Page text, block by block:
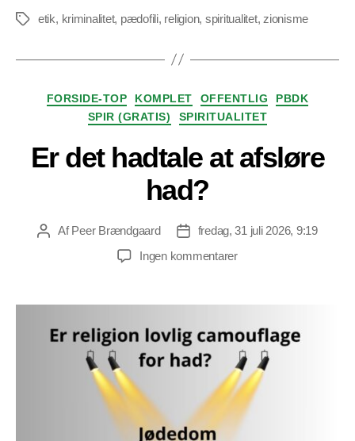
Tagsetik, kriminalitet, pædofili, religion, spiritualitet, zionisme
Kategorier
FORSIDE-TOP KOMPLET OFFENTLIG
PBDK
SPIR (GRATIS)
SPIRITUALITET
Er det hadtale at afsløre
had?
Indlægsforfatter
AfPeer Brændgaard Indlægsdato
fredag, 31 juli 2026, 9:19
Ingen kommentarertil
hadtale
afsløre
had?